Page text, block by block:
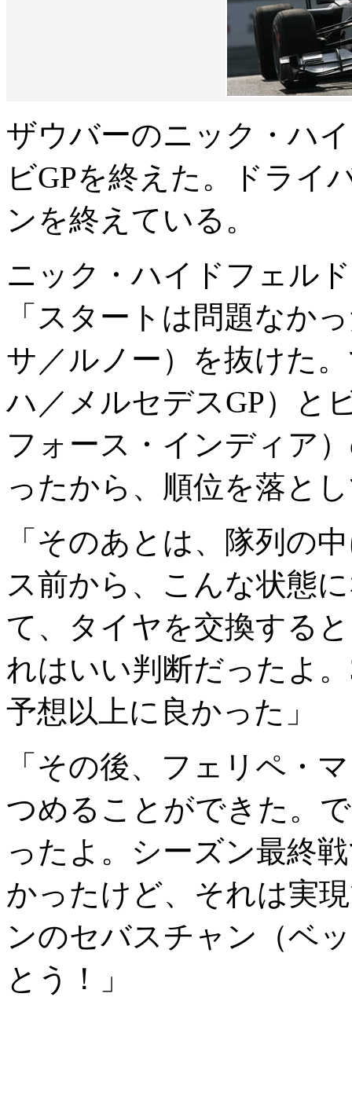
ザウバーのニック・ハ
ビGPを終えた。ドライ
ンを終えている。
ニック・ハイドフェルド
「スタートは問題なか
サ／ルノー）を抜けた
ハ／メルセデスGP）と
フォース・インディア
ったから、順位を落と
「そのあとは、隊列の
ス前から、こんな状態
て、タイヤを交換する
れはいい判断だったよ
予想以上に良かった」
「その後、フェリペ・
つめることができた。
ったよ。シーズン最終
かったけど、それは実
ンのセバスチャン（ベ
とう！」